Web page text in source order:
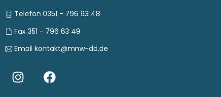
Telefon 0351 - 796 63 48
Fax 351 - 796 63 49
Email kontakt@mnw-dd.de